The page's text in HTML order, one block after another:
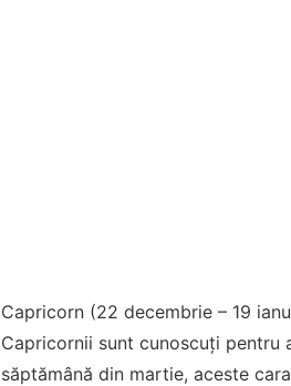
Capricorn (22 decembrie – 19
Capricornii sunt cunoscuți pentru
săptămână din martie, aceste